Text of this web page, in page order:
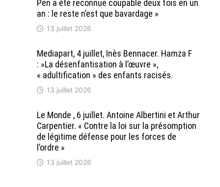
Pen a été reconnue coupable deux fois en un
an : le reste n’est que bavardage »
13 juillet 2026
Mediapart, 4 juillet, Inès Bennacer. Hamza F
: »La désenfantisation à l’œuvre »,
« adultification » des enfants racisés.
13 juillet 2026
Le Monde , 6 juillet. Antoine Albertini et Arthur
Carpentier. « Contre la loi sur la présomption
de légitime défense pour les forces de
l’ordre »
13 juillet 2026